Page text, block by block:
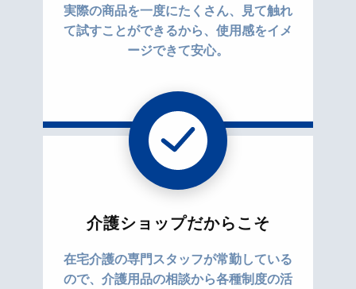
実際の商品を一度にたくさん、見て触れ
て試すことができるから、使用感をイメ
ージできて安心。
介護ショップだからこそ
在宅介護の専門スタッフが常勤している
ので、介護用品の相談から各種制度の活